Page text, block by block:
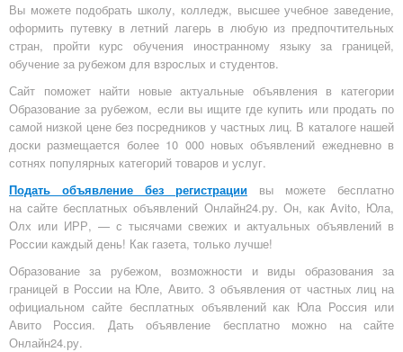
Вы можете подобрать школу, колледж, высшее учебное заведение,
оформить путевку в летний лагерь в любую из предпочтительных
стран, пройти курс обучения иностранному языку за границей,
обучение за рубежом для взрослых и студентов.
Сайт поможет найти новые актуальные объявления в категории
Образование за рубежом, если вы ищите где купить или продать по
самой низкой цене без посредников у частных лиц. В каталоге нашей
доски размещается более 10 000 новых объявлений ежедневно в
сотнях популярных категорий товаров и услуг.
Подать объявление без регистрации вы можете бесплатно
насайте бесплатных объявлений Онлайн24.ру. Он, как Avito, Юла,
Олх или ИРР, — с тысячами свежих и актуальных объявлений в
России каждый день! Как газета, только лучше!
Образование за рубежом, возможности и виды образования за
границей в России на Юле, Авито. 3 объявления от частных лиц на
официальном сайте бесплатных объявлений как Юла Россия или
Авито Россия. Дать объявление бесплатно можно на сайте
Онлайн24.ру.